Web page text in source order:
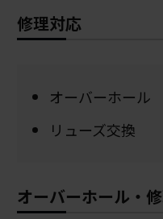
修理対応
オーバーホール
リューズ交換
オーバーホール・